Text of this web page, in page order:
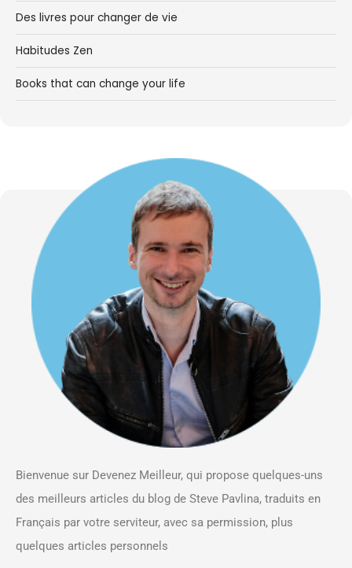
Des livres pour changer de vie
Habitudes Zen
Books that can change your life
Bienvenue sur Devenez Meilleur, qui propose quelques-uns
des meilleurs articles du blog de Steve Pavlina, traduits en
Français par votre serviteur, avec sa permission, plus
quelques articles personnels